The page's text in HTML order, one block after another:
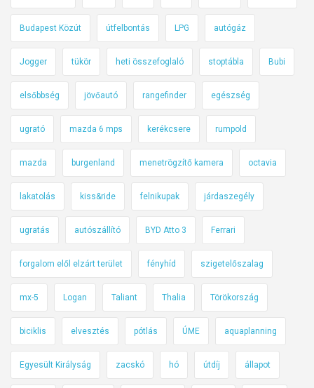
Budapest Közút útfelbontás LPG autógáz
Jogger tükör heti összefoglaló stoptábla Bubi
elsőbbség jövőautó rangefinder egészség
ugrató mazda 6 mps kerékcsere rumpold
mazda burgenland menetrögzítő kamera octavia
lakatolás kiss&ride felnikupak járdaszegély
ugratás autószállító BYD Atto 3 Ferrari
forgalom elől elzárt terület fényhíd szigetelőszalag
mx-5 Logan Taliant Thalia Törökország
biciklis elvesztés pótlás ÚME aquaplanning
Egyesült Királyság zacskó hó útdíj állapot